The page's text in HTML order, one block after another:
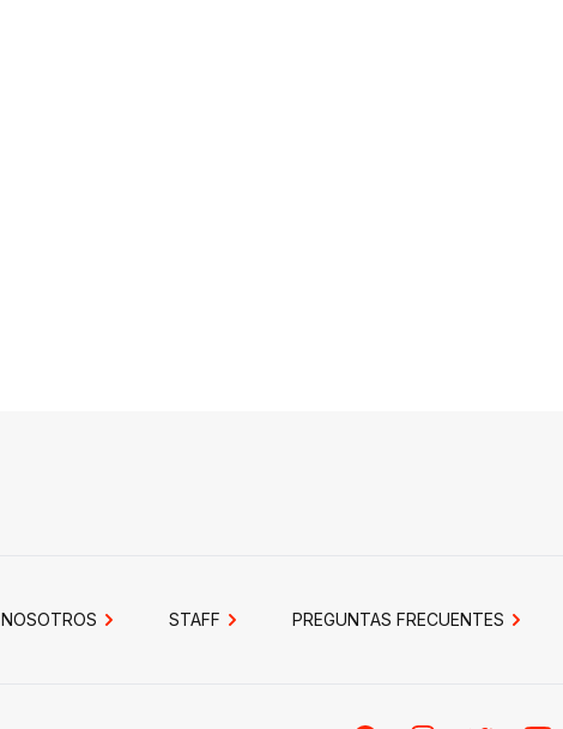
NOSOTROS STAFF PREGUNTAS FRECUENTES